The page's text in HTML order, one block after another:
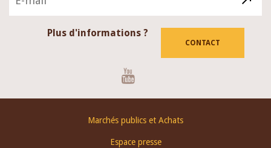
Plus d'informations ?
CONTACT
Marchés publics et Achats
Espace presse